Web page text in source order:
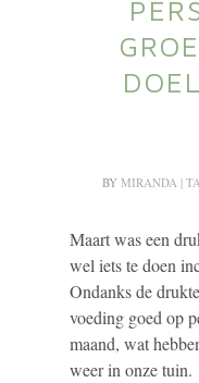
BY MIRANDA |
Maart was een
wel iets te doen
Ondanks de
voeding goed op
maand, wat
weer in onze tuin.